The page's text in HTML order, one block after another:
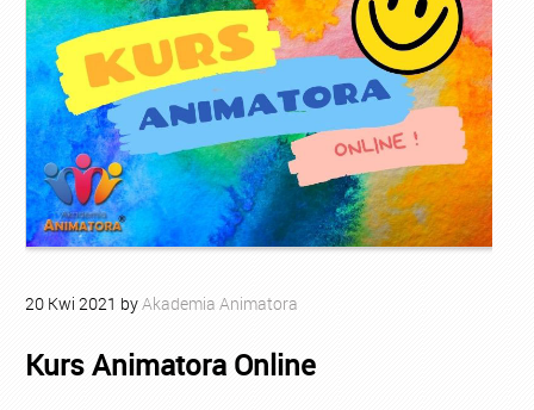
20 Kwi 2021 byAkademia Animatora
Kurs Animatora Online